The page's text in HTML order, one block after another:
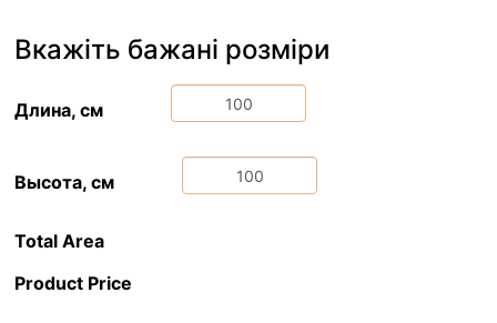
Вкажіть бажані розміри
Длина, см
Высота, см
Total Area
Product Price